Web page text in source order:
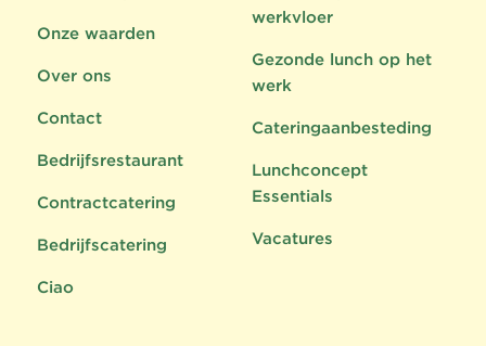
Onze waarden
Over ons
Contact
Bedrijfsrestaurant
Contractcatering
Bedrijfscatering
Ciao
werkvloer
Gezonde lunch op het
werk
Cateringaanbesteding
Lunchconcept
Essentials
Vacatures